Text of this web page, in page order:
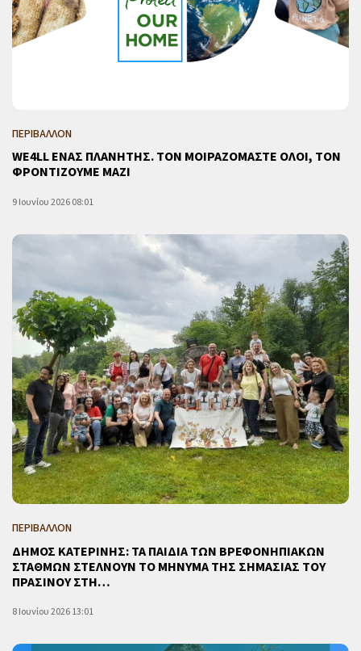
ΠΕΡΙΒΑΛΛΟΝ
WE4LL ΕΝΑΣ ΠΛΑΝΗΤΗΣ. ΤΟΝ ΜΟΙΡΑΖΟΜΑΣΤΕ ΟΛΟΙ, ΤΟΝ
ΦΡΟΝΤΙΖΟΥΜΕ ΜΑΖΙ
9 Ιουνίου 2026 08:01
ΠΕΡΙΒΑΛΛΟΝ
ΔΗΜΟΣ ΚΑΤΕΡΙΝΗΣ: ΤΑ ΠΑΙΔΙΑ ΤΩΝ ΒΡΕΦΟΝΗΠΙΑΚΩΝ
ΣΤΑΘΜΩΝ ΣΤΕΛΝΟΥΝ ΤΟ ΜΗΝΥΜΑ ΤΗΣ ΣΗΜΑΣΙΑΣ ΤΟΥ
ΠΡΑΣΙΝΟΥ ΣΤΗ…
8 Ιουνίου 2026 13:01